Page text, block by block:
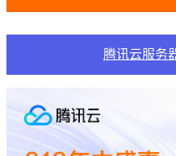
腾讯云服务